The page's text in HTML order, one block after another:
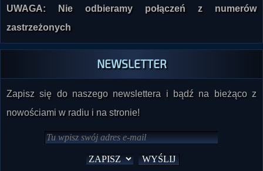
UWAGA: Nie odbieramy połączeń z numerów
zastrzeżonych
NEWSLETTER
Zapisz się do naszego newslettera i bądź na bieżąco z
nowościami w radiu i na stronie!